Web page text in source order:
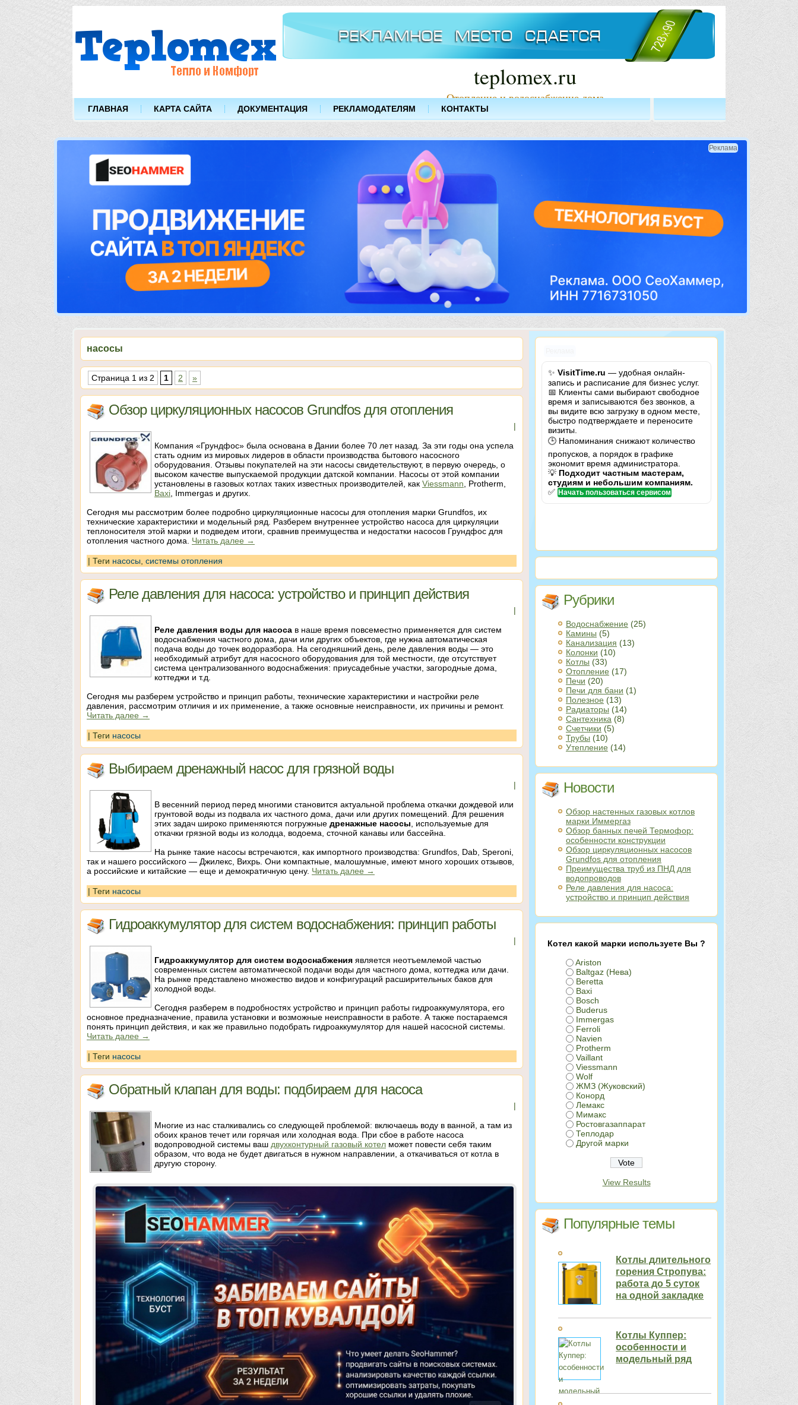
teplomex.ru
Отопление и водоснабжение дома
ГЛАВНАЯ КАРТА САЙТА ДОКУМЕНТАЦИЯ РЕКЛАМОДАТЕЛЯМ КОНТАКТЫ
Реклама
насосы
Страница 1 из 2 1 2 »
Обзор циркуляционных насосов Grundfos для отопления
|
Компания «Грундфос» была основана в Дании более 70 лет назад. За эти годы она успела
стать одним из мировых лидеров в области производства бытового насосного
оборудования. Отзывы покупателей на эти насосы свидетельствуют, в первую очередь, о
высоком качестве выпускаемой продукции датской компании. Насосы от этой компании
установлены в газовых котлах таких известных производителей, как Viessmann , Protherm,
Baxi , Immergas и других.
Сегодня мы рассмотрим более подробно циркуляционные насосы для отопления марки Grundfos, их
технические характеристики и модельный ряд. Разберем внутреннее устройство насоса для циркуляции
теплоносителя этой марки и подведем итоги, сравнив преимущества и недостатки насосов Грундфос для
отопления частного дома. Читать далее →
| Теги насосы системы отопления
Реле давления для насоса: устройство и принцип действия
|
Реле давления воды для насоса в наше время повсеместно применяется для систем
водоснабжения частного дома, дачи или других объектов, где нужна автоматическая
подача воды до точек водоразбора. На сегодняшний день, реле давления воды — это
необходимый атрибут для насосного оборудования для той местности, где отсутствует
система централизованного водоснабжения: приусадебные участки, загородные дома,
коттеджи и т.д.
Сегодня мы разберем устройство и принцип работы, технические характеристики и настройки реле
давления, рассмотрим отличия и их применение, а также основные неисправности, их причины и ремонт.
Читать далее →
| Теги насосы
Выбираем дренажный насос для грязной воды
|
В весенний период перед многими становится актуальной проблема откачки дождевой или
грунтовой воды из подвала их частного дома, дачи или других помещений. Для решения
этих задач широко применяются погружные дренажные насосы , используемые для
откачки грязной воды из колодца, водоема, сточной канавы или бассейна.
На рынке такие насосы встречаются, как импортного производства: Grundfos, Dab, Speroni,
так и нашего российского — Джилекс, Вихрь. Они компактные, малошумные, имеют много хороших отзывов,
а российские и китайские — еще и демократичную цену. Читать далее →
| Теги насосы
Гидроаккумулятор для систем водоснабжения: принцип работы
|
Гидроаккумулятор для систем водоснабжения является неотъемлемой частью
современных систем автоматической подачи воды для частного дома, коттеджа или дачи.
На рынке представлено множество видов и конфигураций расширительных баков для
холодной воды.
Сегодня разберем в подробностях устройство и принцип работы гидроаккумулятора, его
основное предназначение, правила установки и возможные неисправности в работе. А также постараемся
понять принцип действия, и как же правильно подобрать гидроаккумулятор для нашей насосной системы.
Читать далее →
| Теги насосы
Обратный клапан для воды: подбираем для насоса
|
Многие из нас сталкивались со следующей проблемой: включаешь воду в ванной, а там из
обоих кранов течет или горячая или холодная вода. При сбое в работе насоса
водопроводной системы ваш двухконтурный газовый котел может повести себя таким
образом, что вода не будет двигаться в нужном направлении, а откачиваться от котла в
другую сторону.
✨ VisitTime.ru — удобная онлайн-
запись и расписание для бизнес услуг.
📅 Клиенты сами выбирают свободное
время и записываются без звонков, а
вы видите всю загрузку в одном месте,
быстро подтверждаете и переносите
визиты.
🕒 Напоминания снижают количество
пропусков, а порядок в графике
экономит время администратора.
💡 Подходит частным мастерам,
студиям и небольшим компаниям.
✅ Начать пользоваться сервисом
Рубрики
Водоснабжение (25)
Камины (5)
Канализация (13)
Колонки (10)
Котлы (33)
Отопление (17)
Печи (20)
Печи для бани (1)
Полезное (13)
Радиаторы (14)
Сантехника (8)
Счетчики (5)
Трубы (10)
Утепление (14)
Новости
Обзор настенных газовых котлов
марки Иммергаз
Обзор банных печей Термофор:
особенности конструкции
Обзор циркуляционных насосов
Grundfos для отопления
Преимущества труб из ПНД для
водопроводов
Реле давления для насоса:
устройство и принцип действия
Котел какой марки используете Вы ?
Ariston
Baltgaz (Нева)
Beretta
Baxi
Bosch
Buderus
Immergas
Ferroli
Navien
Protherm
Vaillant
Viessmann
Wolf
ЖМЗ (Жуковский)
Конорд
Лемакс
Мимакс
Ростовгазаппарат
Теплодар
Другой марки
View Results
Популярные темы
Котлы длительного
горения Стропува:
работа до 5 суток
на одной закладке
Котлы Куппер:
особенности и
модельный ряд